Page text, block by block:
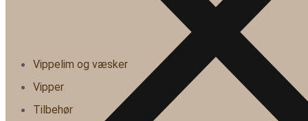
Vippelim og væsker
Vipper
Tilbehør